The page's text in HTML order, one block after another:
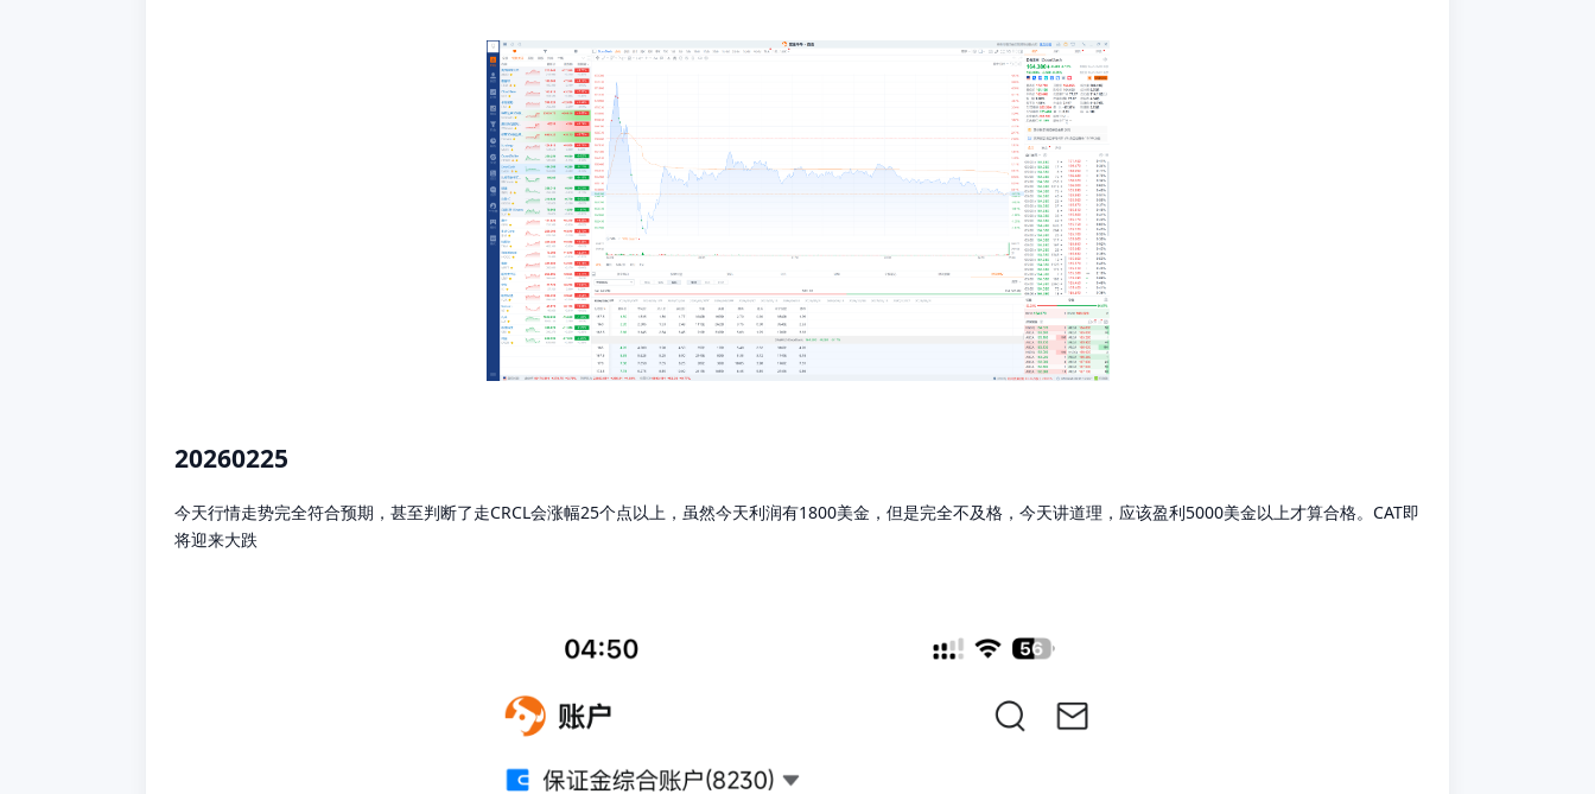
20260225
今天行情走势完全符合预期，甚至判断了走CRCL会涨幅25个点以上，虽然今天利润有1800美金，但是完全不及格，今天讲道理，应该盈利5000美金以上才算合格。CAT即
将迎来大跌